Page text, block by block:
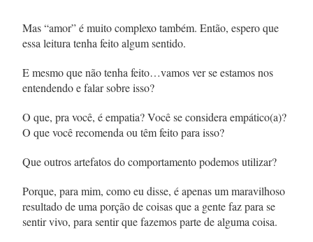
Mas “amor” é muito complexo também. Então, espero que
essa leitura tenha feito algum sentido.
E mesmo que não tenha feito…vamos ver se estamos nos
entendendo e falar sobre isso?
O que, pra você, é empatia? Você se considera empático(a)?
O que você recomenda ou têm feito para isso?
Que outros artefatos do comportamento podemos utilizar?
Porque, para mim, como eu disse, é apenas um maravilhoso
resultado de uma porção de coisas que a gente faz para se
sentir vivo, para sentir que fazemos parte de alguma coisa.